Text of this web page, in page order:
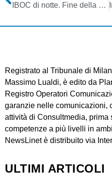
IBOC di notte. Fine della radio AM in USA?
Registrato al Tribunale di
Massimo Lualdi, è edito da
Registro Operatori
garanzie nelle comunicazioni,
attività di Consultmedia, prima
competenze a più livelli in
NewsLinet è distribuito via
ULTIMI ARTICOLI